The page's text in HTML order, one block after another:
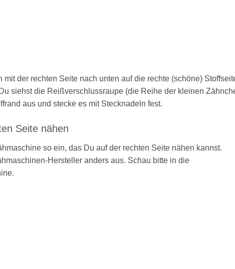
der rechten Seite nach unten auf die rechte (schöne)
siehst die Reißverschlussraupe (die Reihe der kleinen
aus und stecke es mit Stecknadeln fest.
Seite nähen
so ein, das Du auf der rechten Seite nähen kannst.
Hersteller anders aus. Schau bitte in die